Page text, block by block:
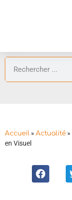
Accueil » Actualité »
en Visuel